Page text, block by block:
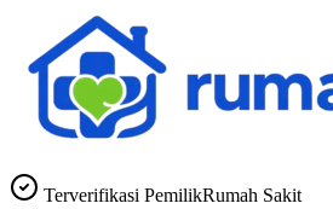
Terverifikasi PemilikRumah Sakit